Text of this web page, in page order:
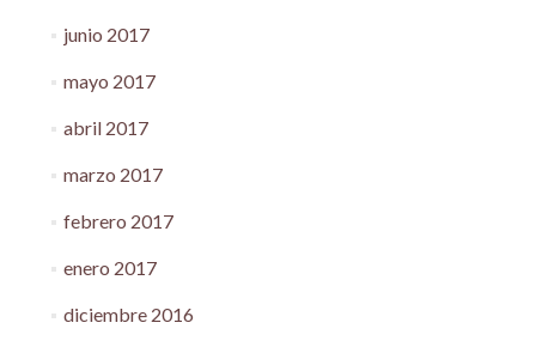
junio 2017
mayo 2017
abril 2017
marzo 2017
febrero 2017
enero 2017
diciembre 2016